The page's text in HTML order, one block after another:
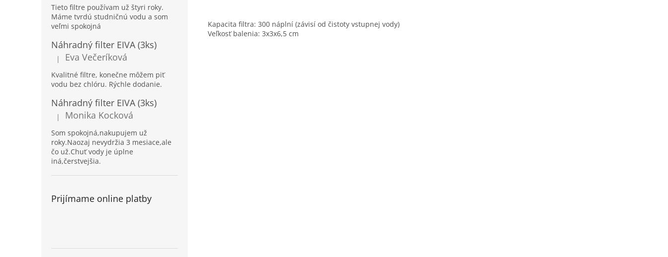
Tieto filtre používam už štyri roky.
Máme tvrdú studničnú vodu a som
veľmi spokojná
Náhradný filter EIVA (3ks)
Hodnotenie produktu je 5 z 5 hviezdičiek.
| Eva Večeríková
Kvalitné filtre, konečne môžem piť
vodu bez chlóru. Rýchle dodanie.
Náhradný filter EIVA (3ks)
Hodnotenie produktu je 5 z 5 hviezdičiek.
| Monika Kocková
Som spokojná,nakupujem už
roky.Naozaj nevydržia 3 mesiace,ale
čo už.Chuť vody je úplne
iná,čerstvejšia.
Prijímame online platby
Kapacita filtra: 300 náplní (závisí od čistoty vstupnej vody)
Veľkosť balenia: 3x3x6,5 cm